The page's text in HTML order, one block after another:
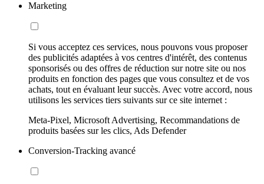
Marketing
Si vous acceptez ces services, nous pouvons vous proposer
des publicités adaptées à vos centres d'intérêt, des contenus
sponsorisés ou des offres de réduction sur notre site ou nos
produits en fonction des pages que vous consultez et de vos
achats, tout en évaluant leur succès. Avec votre accord, nous
utilisons les services tiers suivants sur ce site internet :
Meta-Pixel, Microsoft Advertising, Recommandations de
produits basées sur les clics, Ads Defender
Conversion-Tracking avancé